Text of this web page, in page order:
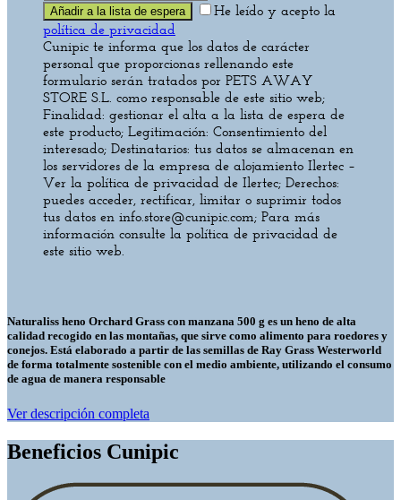
He leído y acepto la
política de privacidad
Cunipic te informa que los datos de carácter
personal que proporcionas rellenando este
formulario serán tratados por PETS AWAY
STORE S.L. como responsable de este sitio web;
Finalidad: gestionar el alta a la lista de espera de
este producto; Legitimación: Consentimiento del
interesado; Destinatarios: tus datos se almacenan en
los servidores de la empresa de alojamiento Ilertec –
Ver la política de privacidad de Ilertec; Derechos:
puedes acceder, rectificar, limitar o suprimir todos
tus datos en info.store@cunipic.com; Para más
información consulte la política de privacidad de
este sitio web.
Naturaliss heno Orchard Grass con manzana 500 g es un heno de alta
calidad recogido en las montañas, que sirve como alimento para roedores y
conejos. Está elaborado a partir de las semillas de Ray Grass Westerworld
de forma totalmente sostenible con el medio ambiente, utilizando el consumo
de agua de manera responsable
Ver descripción completa
Beneficios Cunipic